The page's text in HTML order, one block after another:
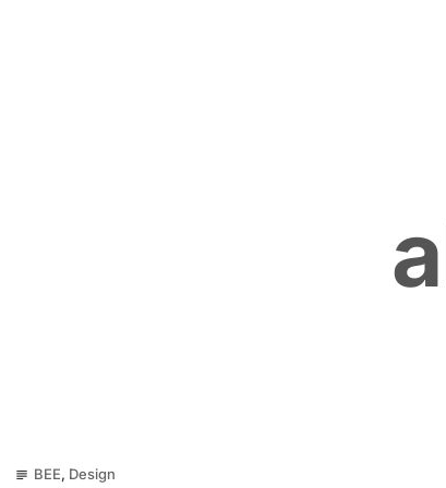
a
28
subject BEE, Design